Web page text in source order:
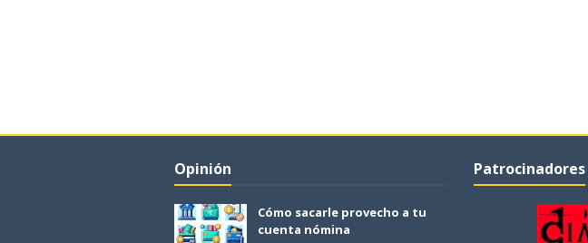
Opinión
Cómo sacarle provecho a tu
cuenta nómina
Patrocinadores